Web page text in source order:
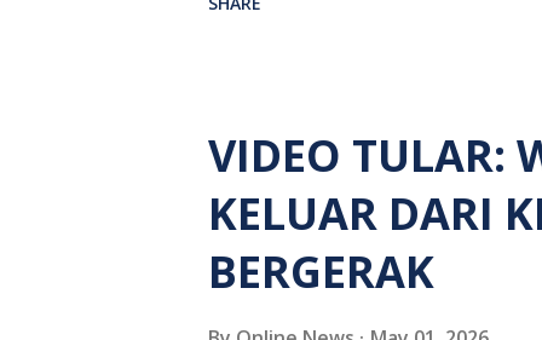
Seorang mangsa disahkan
terkena tembakan,
kecederaan. Turut
VIDEO TULAR:
KELUAR DARI
BERGERAK